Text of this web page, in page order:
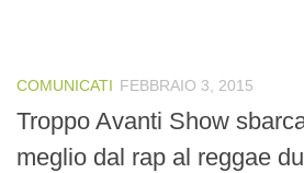
COMUNICATI FEBBRAIO 3, 2015
Troppo Avanti Show
meglio dal rap al reggae